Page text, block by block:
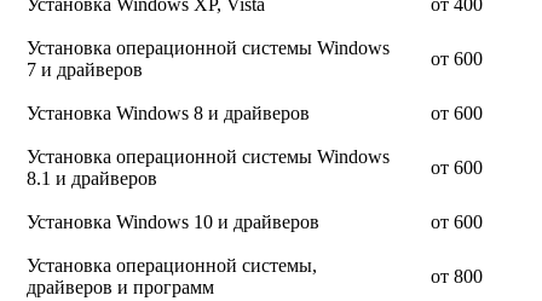
Установка Windows XP, Vista от 400
Установка операционной системы Windows
7 и драйверов
от 600
Установка Windows 8 и драйверов от 600
Установка операционной системы Windows
8.1 и драйверов
от 600
Установка Windows 10 и драйверов от 600
Установка операционной системы,
драйверов и программ
от 800